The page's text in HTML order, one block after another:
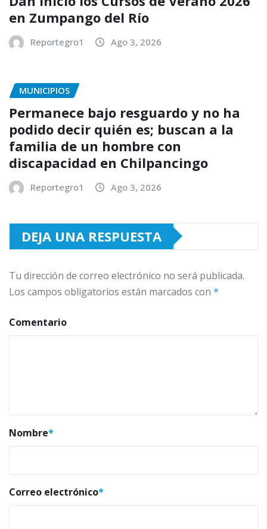
en Zumpango del Río
Reportegro1 Ago 3, 2026
MUNICIPIOS
Permanece bajo resguardo y no ha
podido decir quién es; buscan a la
familia de un hombre con
discapacidad en Chilpancingo
Reportegro1 Ago 3, 2026
DEJA UNA RESPUESTA
Tu dirección de correo electrónico no será publicada.
Los campos obligatorios están marcados con *
Comentario
Nombre*
Correo electrónico*